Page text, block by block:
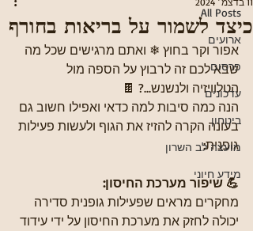
All Posts
ארועים
פרסום
עדכונים
ביטחון
מועצה לב השרון
מידע חיוני
כיצד לשמור על בריאות בחורף
אפור וקר בחוץ ❄ ואתם מרגישים שכל מה
שבא לכם זה לרבוץ על הספה מול
הטלוויזיה ולנשנש...? 🍫
הנה כמה סיבות למה כדאי ואפילו חשוב גם
בעונה הקרה להזיז את הגוף ולעשות פעילות
גופנית:
💪 שיפור מערכת החיסון:
מחקרים מראים שפעילות גופנית סדירה
יכולה לחזק את מערכת החיסון על ידי עידוד